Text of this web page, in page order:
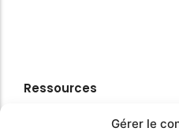
Gérer le
Ressources